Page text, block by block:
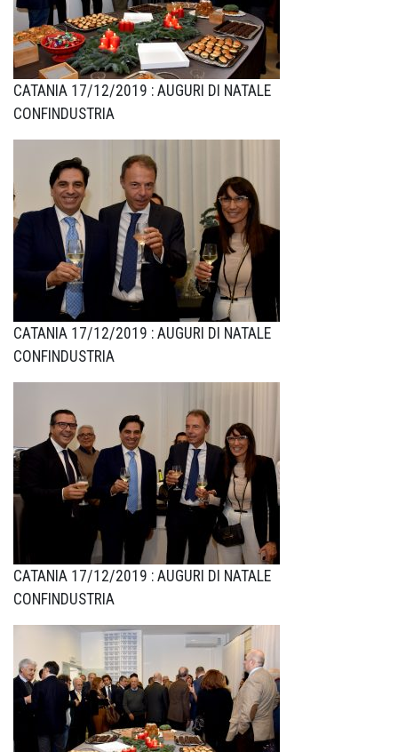
CATANIA 17/12/2019 : AUGURI DI NATALE
CONFINDUSTRIA
CATANIA 17/12/2019 : AUGURI DI NATALE
CONFINDUSTRIA
CATANIA 17/12/2019 : AUGURI DI NATALE
CONFINDUSTRIA